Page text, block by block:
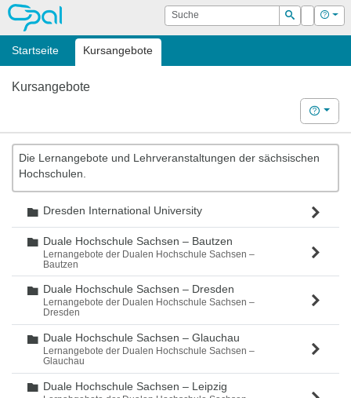
OPAL Suche
Suchen
Login Hilfe
Startseite Kursangebote
Kursangebote
Hilfe
Die Lernangebote und Lehrveranstaltungen der sächsischen
Hochschulen.
Ordner
Dresden International University
Ordner
Duale Hochschule Sachsen – Bautzen
Lernangebote der Dualen Hochschule Sachsen –
Bautzen
Ordner
Duale Hochschule Sachsen – Dresden
Lernangebote der Dualen Hochschule Sachsen –
Dresden
Ordner
Duale Hochschule Sachsen – Glauchau
Lernangebote der Dualen Hochschule Sachsen –
Glauchau
Ordner
Duale Hochschule Sachsen – Leipzig